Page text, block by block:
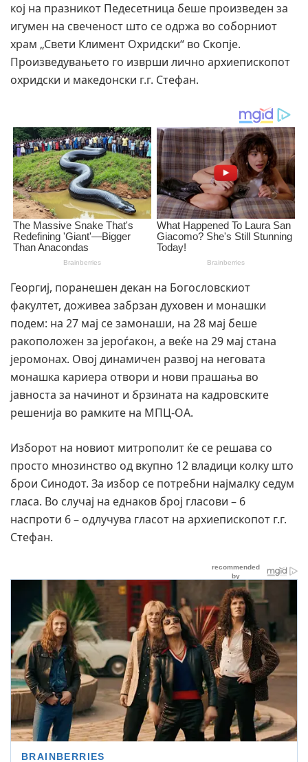
кој на празникот Педесетница беше произведен за
игумен на свеченост што се одржа во соборниот
храм „Свети Климент Охридски“ во Скопје.
Произведувањето го изврши лично архиепископот
охридски и македонски г.г. Стефан.
Георгиј, поранешен декан на Богословскиот
факултет, доживеа забрзан духовен и монашки
подем: на 27 мај се замонаши, на 28 мај беше
ракоположен за јероѓакон, а веќе на 29 мај стана
јеромонах. Овој динамичен развој на неговата
монашка кариера отвори и нови прашања во
јавноста за начинот и брзината на кадровските
решенија во рамките на МПЦ-ОА.
Изборот на новиот митрополит ќе се решава со
просто мнозинство од вкупно 12 владици колку што
брои Синодот. За избор се потребни најмалку седум
гласа. Во случај на еднаков број гласови – 6
наспроти 6 – одлучува гласот на архиепископот г.г.
Стефан.